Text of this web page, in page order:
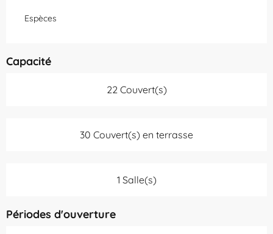
Espèces
Capacité
22 Couvert(s)
30 Couvert(s) en terrasse
1 Salle(s)
Périodes d'ouverture